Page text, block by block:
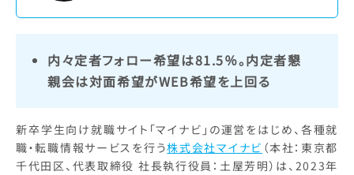
内々定者フォロー希望は81.5％。内定者懇
親会は対面希望がWEB希望を上回る
新卒学生向け就職サイト「マイナビ」の運営をはじめ、各種就
職・転職情報サービスを行う株式会社マイナビ （本社：東京都
千代田区、代表取締役 社長執行役員：土屋芳明）は、2023年